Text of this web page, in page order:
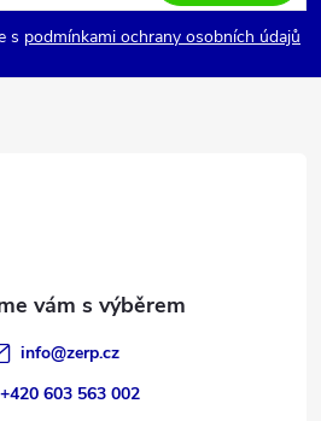
s podmínkami ochrany osobních údajů
info@zerp.cz
+420 603 563 002